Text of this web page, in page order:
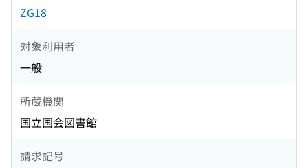
ZG18
対象利用者
一般
所蔵機関
国立国会図書館
請求記号